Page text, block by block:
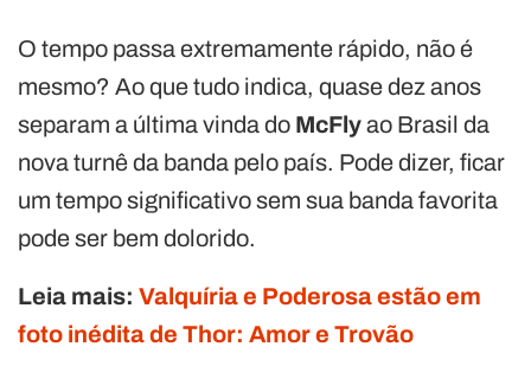
O tempo passa extremamente rápido, não é
mesmo? Ao que tudo indica, quase dez anos
separam a última vinda do McFlyao Brasil da
nova turnê da banda pelo país. Pode dizer, ficar
um tempo significativo sem sua banda favorita
pode ser bem dolorido.
Leia mais: Valquíria e Poderosa estão em
foto inédita de Thor: Amor e Trovão